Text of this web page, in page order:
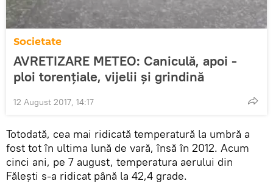
Societate
AVRETIZARE METEO: Caniculă, apoi -
ploi torenţiale, vijelii şi grindină
12 August 2017, 14:17
Totodată, cea mai ridicată temperatură la umbră a
fost tot în ultima lună de vară, însă în 2012. Acum
cinci ani, pe 7 august, temperatura aerului din
Fălești s-a ridicat până la 42,4 grade.